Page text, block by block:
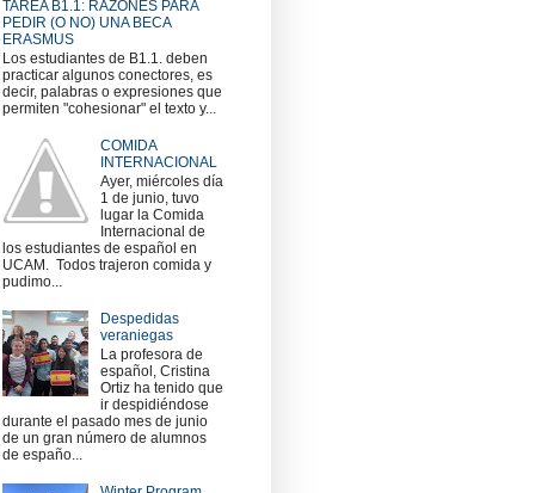
TAREA B1.1: RAZONES PARA
PEDIR (O NO) UNA BECA
ERASMUS
Los estudiantes de B1.1. deben
practicar algunos conectores, es
decir, palabras o expresiones que
permiten "cohesionar" el texto y...
COMIDA
INTERNACIONAL
Ayer, miércoles día
1 de junio, tuvo
lugar la Comida
Internacional de
los estudiantes de español en
UCAM. Todos trajeron comida y
pudimo...
Despedidas
veraniegas
La profesora de
español, Cristina
Ortiz ha tenido que
ir despidiéndose
durante el pasado mes de junio
de un gran número de alumnos
de españo...